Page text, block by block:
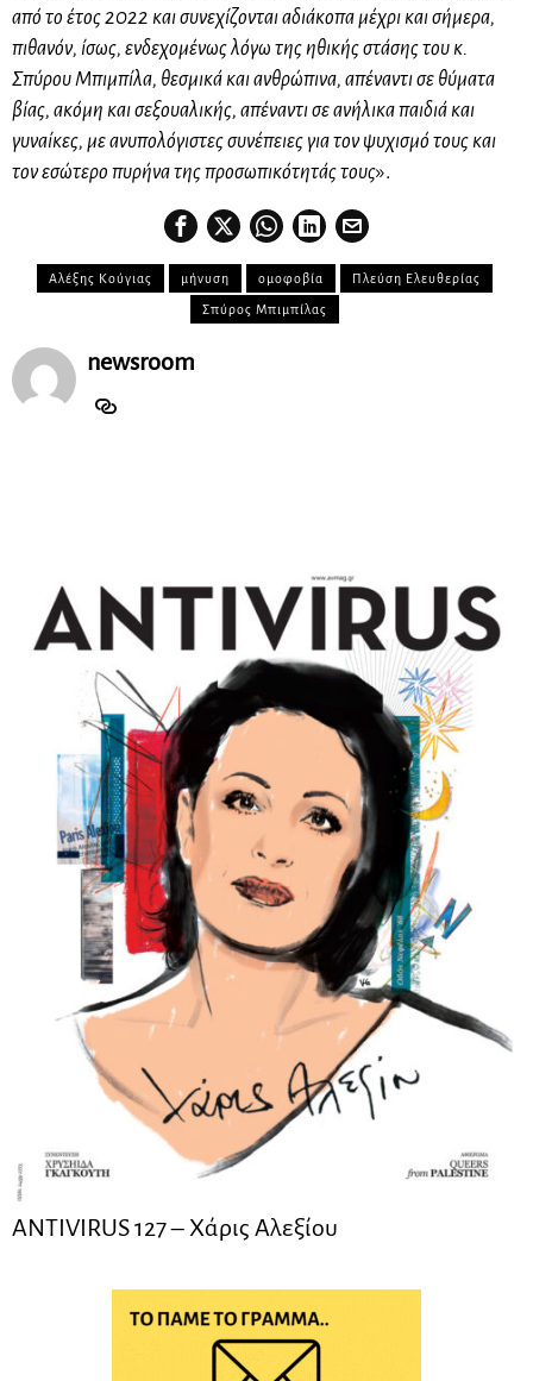
από το έτος 2022 και συνεχίζονται αδιάκοπα μέχρι και σήμερα,
πιθανόν, ίσως, ενδεχομένως λόγω της ηθικής στάσης του κ.
Σπύρου Μπιμπίλα, θεσμικά και ανθρώπινα, απέναντι σε θύματα
βίας, ακόμη και σεξουαλικής, απέναντι σε ανήλικα παιδιά και
γυναίκες, με ανυπολόγιστες συνέπειες για τον ψυχισμό τους και
τον εσώτερο πυρήνα της προσωπικότητάς τους».
Αλέξης Κούγιας μήνυση ομοφοβία Πλεύση Ελευθερίας
Σπύρος Μπιμπίλας
newsroom
ANTIVIRUS 127 – Xάρις Αλεξίου